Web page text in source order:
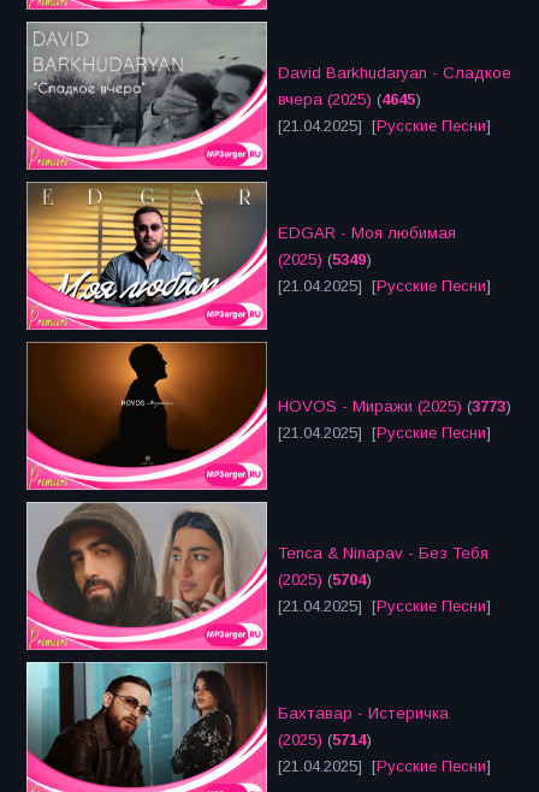
David Barkhudaryan - Сладкое
вчера (2025) (4645)
[21.04.2025] [Русские Песни]
EDGAR - Моя любимая
(2025) (5349)
[21.04.2025] [Русские Песни]
HOVOS - Миражи (2025) (3773)
[21.04.2025] [Русские Песни]
Tenca & Ninapav - Без Тебя
(2025) (5704)
[21.04.2025] [Русские Песни]
Бахтавар - Истеричка
(2025) (5714)
[21.04.2025] [Русские Песни]